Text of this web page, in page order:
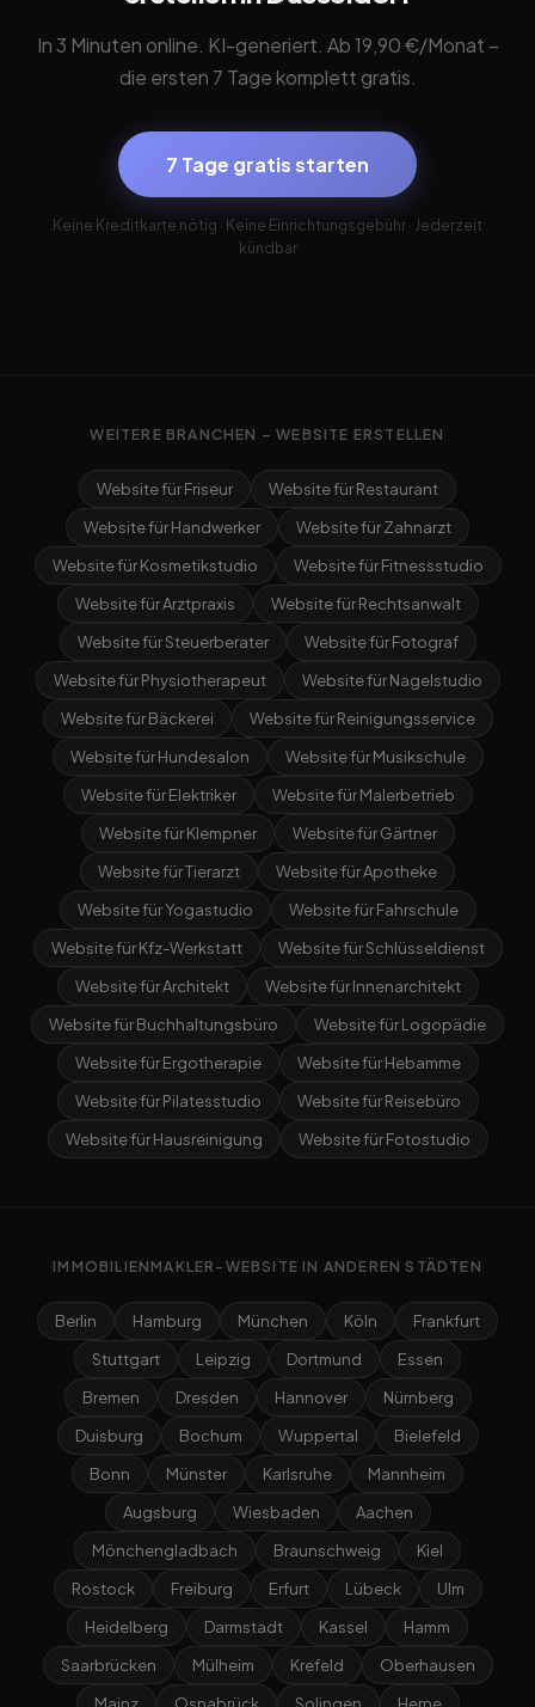
In 3 Minuten online. KI-generiert. Ab 19,90 €/Monat –
die ersten 7 Tage komplett gratis.
7 Tage gratis starten
Keine Kreditkarte nötig · Keine Einrichtungsgebühr · Jederzeit
kündbar
WEITERE BRANCHEN – WEBSITE ERSTELLEN
Website für Friseur
Website für Restaurant
Website für Handwerker
Website für Zahnarzt
Website für Kosmetikstudio
Website für Fitnessstudio
Website für Arztpraxis
Website für Rechtsanwalt
Website für Steuerberater
Website für Fotograf
Website für Physiotherapeut
Website für Nagelstudio
Website für Bäckerei
Website für Reinigungsservice
Website für Hundesalon
Website für Musikschule
Website für Elektriker
Website für Malerbetrieb
Website für Klempner
Website für Gärtner
Website für Tierarzt
Website für Apotheke
Website für Yogastudio
Website für Fahrschule
Website für Kfz-Werkstatt
Website für Schlüsseldienst
Website für Architekt
Website für Innenarchitekt
Website für Buchhaltungsbüro
Website für Logopädie
Website für Ergotherapie
Website für Hebamme
Website für Pilatesstudio
Website für Reisebüro
Website für Hausreinigung
Website für Fotostudio
IMMOBILIENMAKLER-WEBSITE IN ANDEREN STÄDTEN
Berlin Hamburg München Köln
Frankfurt
Stuttgart
Leipzig Dortmund
Essen
Bremen
Dresden Hannover
Nürnberg
Duisburg
Bochum Wuppertal
Bielefeld
Bonn
Münster Karlsruhe
Mannheim
Augsburg
Wiesbaden
Aachen
Mönchengladbach
Braunschweig
Kiel
Rostock
Freiburg Erfurt Lübeck
Ulm
Heidelberg
Darmstadt Kassel
Hamm
Saarbrücken
Mülheim Krefeld
Oberhausen